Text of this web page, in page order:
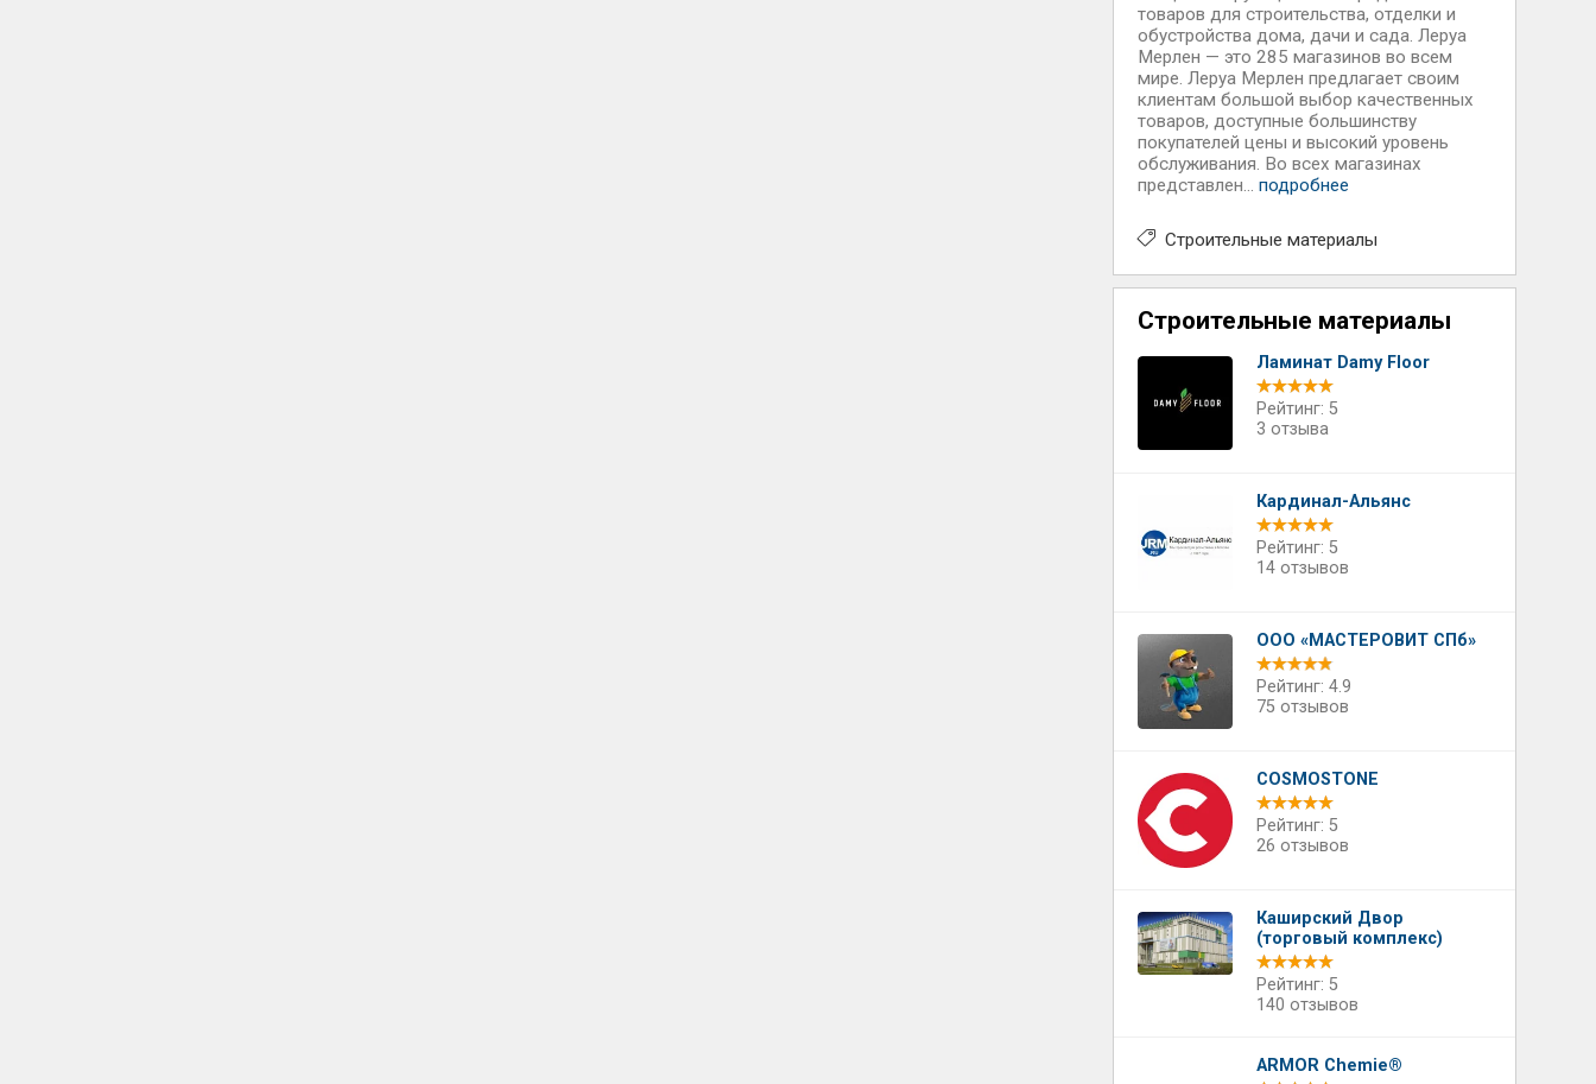
товаров для строительства, отделки и
обустройства дома, дачи и сада. Леруа
Мерлен — это 285 магазинов во всем
мире. Леруа Мерлен предлагает своим
клиентам большой выбор качественных
товаров, доступные большинству
покупателей цены и высокий уровень
обслуживания. Во всех магазинах
представлен... подробнее
Строительные материалы
Строительные материалы
Ламинат Damy Floor
Рейтинг: 5
3 отзыва
Кардинал-Альянс
Рейтинг: 5
14 отзывов
ООО «МАСТЕРОВИТ СПб»
Рейтинг: 4.9
75 отзывов
COSMOSTONE
Рейтинг: 5
26 отзывов
Каширский Двор
(торговый комплекс)
Рейтинг: 5
140 отзывов
ARMOR Chemie®